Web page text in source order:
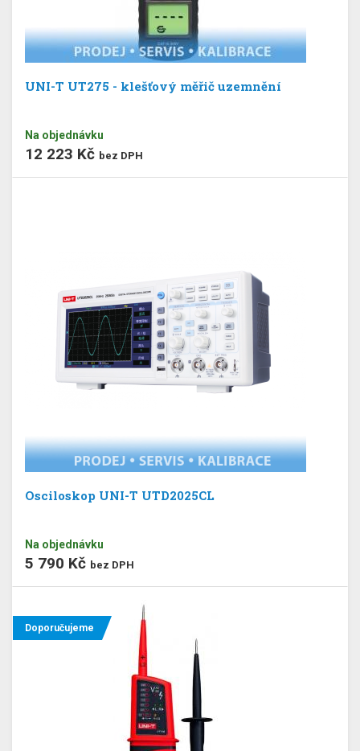
UNI-T UT275 - klešťový měřič uzemnění
Na objednávku
12 223 Kč bez DPH
Osciloskop UNI-T UTD2025CL
Na objednávku
5 790 Kč bez DPH
Doporučujeme